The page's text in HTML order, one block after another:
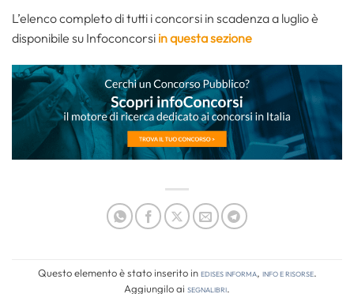
L’elenco completo di tutti i concorsi in scadenza a luglio è
disponibile su Infoconcorsi in questa sezione
Questo elemento è stato inserito inEdises informa, Info e risorse.
Aggiungilo ai segnalibri.